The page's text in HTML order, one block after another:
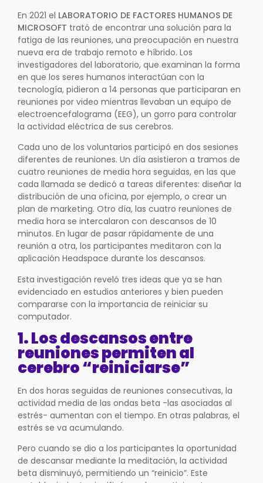
En 2021 el LABORATORIO DE FACTORES HUMANOS DE
MICROSOFT trató de encontrar una solución para la
fatiga de las reuniones, una preocupación en nuestra
nueva era de trabajo remoto e híbrido. Los
investigadores del laboratorio, que examinan la forma
en que los seres humanos interactúan con la
tecnología, pidieron a 14 personas que participaran en
reuniones por video mientras llevaban un equipo de
electroencefalograma (EEG), un gorro para controlar
la actividad eléctrica de sus cerebros.
Cada uno de los voluntarios participó en dos sesiones
diferentes de reuniones. Un día asistieron a tramos de
cuatro reuniones de media hora seguidas, en las que
cada llamada se dedicó a tareas diferentes: diseñar la
distribución de una oficina, por ejemplo, o crear un
plan de marketing. Otro día, las cuatro reuniones de
media hora se intercalaron con descansos de 10
minutos. En lugar de pasar rápidamente de una
reunión a otra, los participantes meditaron con la
aplicación Headspace durante los descansos.
Esta investigación reveló tres ideas que ya se han
evidenciado en estudios anteriores y bien pueden
compararse con la importancia de reiniciar su
computador.
1. Los descansos entre
reuniones permiten al
cerebro “reiniciarse”
En dos horas seguidas de reuniones consecutivas, la
actividad media de las ondas beta -las asociadas al
estrés- aumentan con el tiempo. En otras palabras, el
estrés se va acumulando.
Pero cuando se dio a los participantes la oportunidad
de descansar mediante la meditación, la actividad
beta disminuyó, permitiendo un “reinicio”. Este